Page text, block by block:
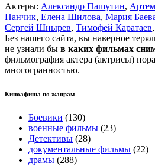
Актеры: Александр Пашутин,
Панчик, Елена Шилова, Мария
Сергей Шнырев, Тимофей Каратаев,
Без нашего сайта, вы наверное
не узнали бы в каких фильмах
фильмография актера (актрисы)
многогранностью.
Киноафиша по жанрам
Боевики (130)
военные фильмы (23)
Детективы (28)
документальные фильмы (22)
драмы (288)